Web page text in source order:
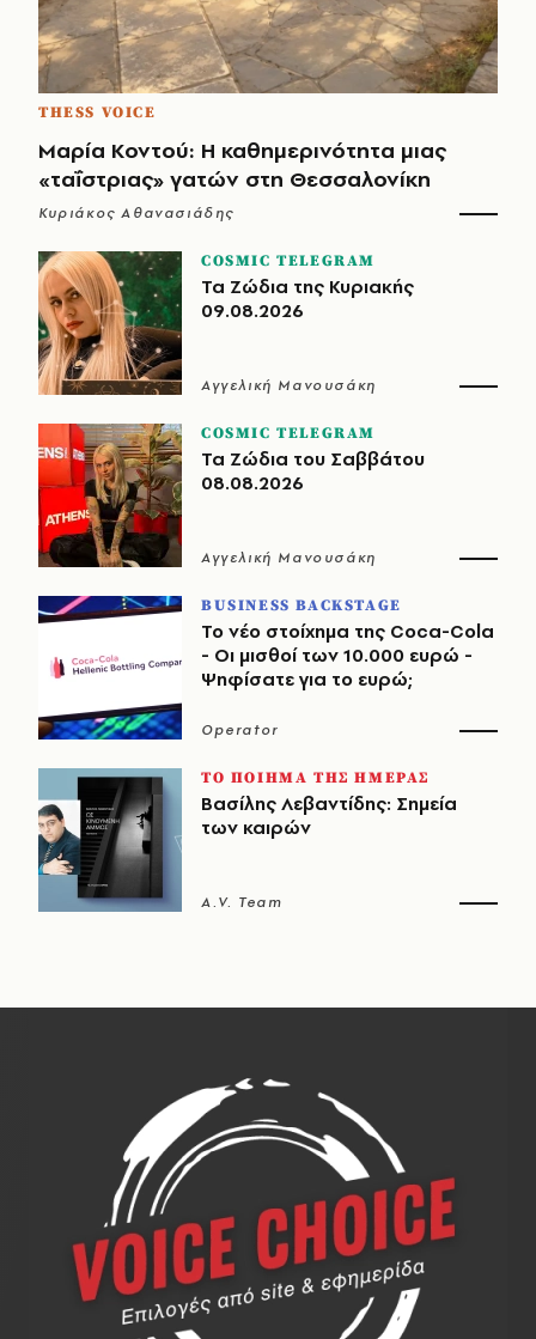
THESS VOICE
Μαρία Κοντού: Η καθημερινότητα μιας
«ταΐστριας» γατών στη Θεσσαλονίκη
Κυριάκος Αθανασιάδης
COSMIC TELEGRAM
Τα Ζώδια της Κυριακής
09.08.2026
Αγγελική Μανουσάκη
COSMIC TELEGRAM
Τα Ζώδια του Σαββάτου
08.08.2026
Αγγελική Μανουσάκη
BUSINESS BACKSTAGE
Το νέο στοίχημα της Coca-Cola
- Οι μισθοί των 10.000 ευρώ -
Ψηφίσατε για το ευρώ;
Operator
ΤΟ ΠΟΙΗΜΑ ΤΗΣ ΗΜΕΡΑΣ
Βασίλης Λεβαντίδης: Σημεία
των καιρών
A.V. Team